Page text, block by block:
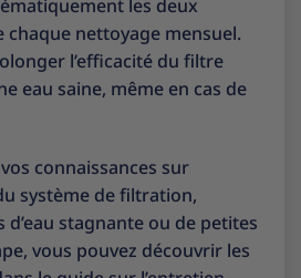
les deux
chaque nettoyage mensuel.
l’efficacité du filtre
eau saine, même en cas de
connaissances sur
système de filtration,
stagnante ou de petites
vous pouvez découvrir les